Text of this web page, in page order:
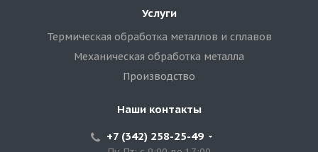
Услуги
Термическая обработка металлов и сплавов
Механическая обработка металла
Производство
Наши контакты
+7 (342) 258-25-49